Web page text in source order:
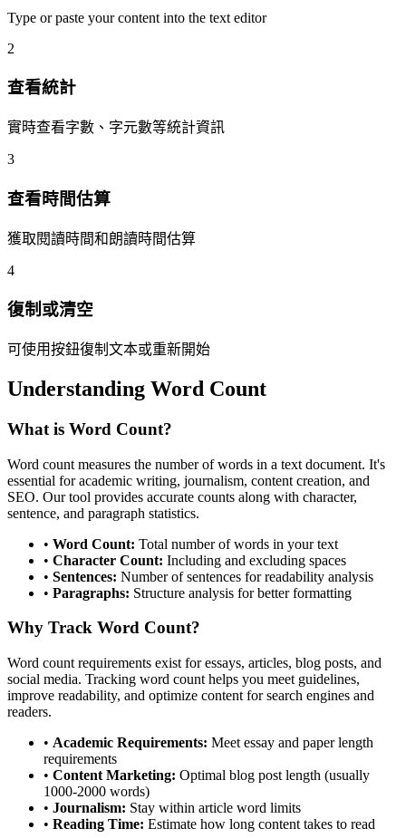
Type or paste your content into the text editor
2
查看統計
實時查看字數、字元數等統計資訊
3
查看時間估算
獲取閱讀時間和朗讀時間估算
4
復制或清空
可使用按鈕復制文本或重新開始
Understanding Word Count
What is Word Count?
Word count measures the number of words in a text document. It's
essential for academic writing, journalism, content creation, and
SEO. Our tool provides accurate counts along with character,
sentence, and paragraph statistics.
• Word Count: Total number of words in your text
• Character Count: Including and excluding spaces
• Sentences: Number of sentences for readability analysis
• Paragraphs: Structure analysis for better formatting
Why Track Word Count?
Word count requirements exist for essays, articles, blog posts, and
social media. Tracking word count helps you meet guidelines,
improve readability, and optimize content for search engines and
readers.
• Academic Requirements: Meet essay and paper length
requirements
• Content Marketing: Optimal blog post length (usually
1000-2000 words)
• Journalism: Stay within article word limits
• Reading Time: Estimate how long content takes to read